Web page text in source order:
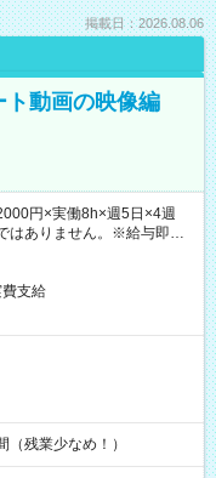
掲載日：2026.08.06
ト動画の映像編
円×実働8h×週5日×4週
はありません。※給与即受
支給
残業少なめ！）